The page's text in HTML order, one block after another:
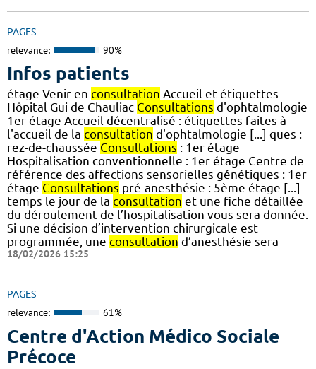
PAGES
relevance: 90%
Infos patients
étage Venir en consultation Accueil et étiquettes
Hôpital Gui de Chauliac Consultations d'ophtalmologie
1er étage Accueil décentralisé : étiquettes faites à
l'accueil de la consultation d'ophtalmologie [...] ques :
rez-de-chaussée Consultations : 1er étage
Hospitalisation conventionnelle : 1er étage Centre de
référence des affections sensorielles génétiques : 1er
étage Consultations pré-anesthésie : 5ème étage [...]
temps le jour de la consultation et une fiche détaillée
du déroulement de l’hospitalisation vous sera donnée.
Si une décision d’intervention chirurgicale est
programmée, une consultation d’anesthésie sera
18/02/2026 15:25
PAGES
relevance: 61%
Centre d'Action Médico Sociale
Précoce